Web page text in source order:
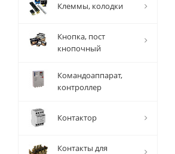
Клеммы, колодки
Кнопка, пост
кнопочный
Командоаппарат,
контроллер
Контактор
Контакты для